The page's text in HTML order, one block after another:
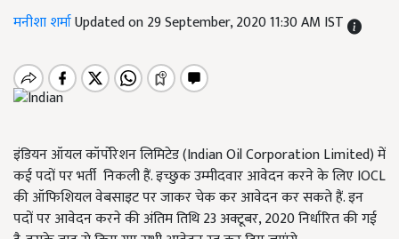
मनीशा शर्माUpdated on 29 September, 2020 11:30 AM IST
इंडियन ऑयल कॉर्पोरेशन लिमिटेड (Indian Oil Corporation Limited) में
कई पदों पर भर्ती निकली हैं. इच्छुक उम्मीदवार आवेदन करने के लिए IOCL
की ऑफिशियल वेबसाइट पर जाकर चेक कर आवेदन कर सकते हैं. इन
पदों पर आवेदन करने की अंतिम तिथि 23 अक्टूबर, 2020 निर्धारित की गई